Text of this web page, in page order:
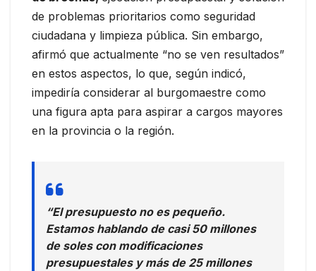
de problemas prioritarios como seguridad
ciudadana y limpieza pública. Sin embargo,
afirmó que actualmente “no se ven resultados”
en estos aspectos, lo que, según indicó,
impediría considerar al burgomaestre como
una figura apta para aspirar a cargos mayores
en la provincia o la región.
“El presupuesto no es pequeño.
Estamos hablando de casi 50 millones
de soles con modificaciones
presupuestales y más de 25 millones